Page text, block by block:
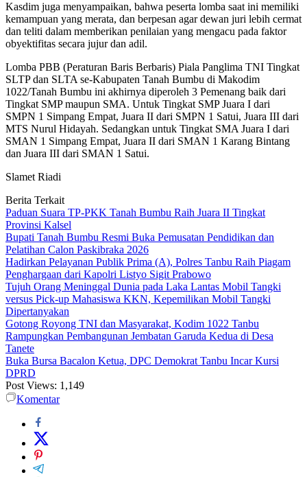
Kasdim juga menyampaikan, bahwa peserta lomba saat ini memiliki
kemampuan yang merata, dan berpesan agar dewan juri lebih cermat
dan teliti dalam memberikan penilaian yang mengacu pada faktor
obyektifitas secara jujur dan adil.
Lomba PBB (Peraturan Baris Berbaris) Piala Panglima TNI Tingkat
SLTP dan SLTA se-Kabupaten Tanah Bumbu di Makodim
1022/Tanah Bumbu ini akhirnya diperoleh 3 Pemenang baik dari
Tingkat SMP maupun SMA. Untuk Tingkat SMP Juara I dari
SMPN 1 Simpang Empat, Juara II dari SMPN 1 Satui, Juara III dari
MTS Nurul Hidayah. Sedangkan untuk Tingkat SMA Juara I dari
SMAN 1 Simpang Empat, Juara II dari SMAN 1 Karang Bintang
dan Juara III dari SMAN 1 Satui.
Slamet Riadi
Berita Terkait
Paduan Suara TP-PKK Tanah Bumbu Raih Juara II Tingkat
Provinsi Kalsel
Bupati Tanah Bumbu Resmi Buka Pemusatan Pendidikan dan
Pelatihan Calon Paskibraka 2026
Hadirkan Pelayanan Publik Prima (A), Polres Tanbu Raih Piagam
Penghargaan dari Kapolri Listyo Sigit Prabowo
Tujuh Orang Meninggal Dunia pada Laka Lantas Mobil Tangki
versus Pick-up Mahasiswa KKN, Kepemilikan Mobil Tangki
Dipertanyakan
Gotong Royong TNI dan Masyarakat, Kodim 1022 Tanbu
Rampungkan Pembangunan Jembatan Garuda Kedua di Desa
Tanete
Buka Bursa Bacalon Ketua, DPC Demokrat Tanbu Incar Kursi
DPRD
Post Views: 1,149
Komentar